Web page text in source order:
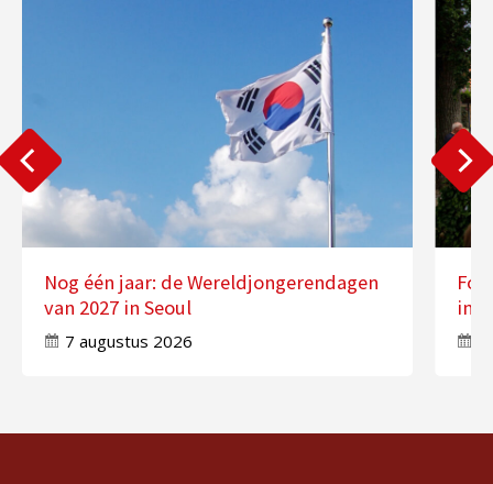
Nog één jaar: de Wereldjongerendagen
van 2027 in Seoul
7 augustus 2026
in